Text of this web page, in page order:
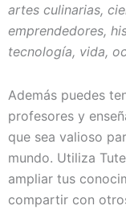
artes culinarias,
emprendedores,
tecnología, vida,
Además puedes
profesores y
que sea valioso
mundo. Utiliza
ampliar tus
compartir con